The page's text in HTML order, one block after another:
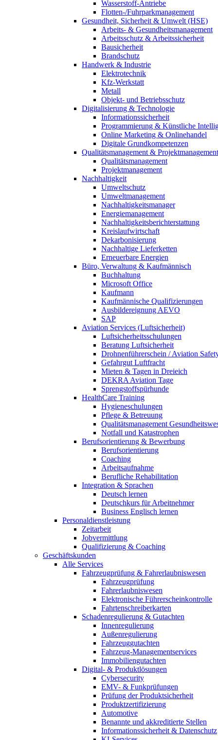
Wasserstoff-Antriebe
Flotten-/Fuhrparkmanagement
Gesundheit, Sicherheit & Umwelt (HSE)
Arbeits- & Gesundheitsmanagement
Arbeitsschutz & Arbeitssicherheit
Bausicherheit
Brandschutz
Handwerk & Industrie
Elektrotechnik
Kfz-Werkstatt
Metall
Objekt- und Betriebsschutz
Digitalisierung & Technologie
Informationssicherheit
Programmierung & Künstliche
Online Marketing & Onlinehandel
Digitale Grundkompetenzen
Qualitätsmanagement & Projektmanagement
Qualitätsmanagement
Projektmanagement
Nachhaltigkeit
Umweltschutz
Umweltmanagement
Nachhaltigkeitsmanager
Energiemanagement
Nachhaltigkeitsberichterstattung
Kreislaufwirtschaft
Dekarbonisierung
Nachhaltige Lieferketten
Erneuerbare Energien
Büro, Verwaltung & Kaufmännisch
Buchhaltung
Microsoft Office
Kaufmann
Kaufmännische Qualifizierungen
Ausbildereignung AEVO
SAP
Aviation Services (Luftsicherheit)
Luftsicherheitsschulungen
Beratung Luftsicherheit
Drohnenführerschein / Aviation
Gefahrgut Luftfracht
Mieten & Tagen in Dreieich
DEKRA Aviation Tage
Sprengstoffspürhunde
HealthCare Training
Hygieneschulungen
Pflege & Betreuung
Qualitätsmanagement
Notfall und Katastrophen
Berufsorientierung & Bewerbung
Berufsorientierung
Coaching
Arbeitsaufnahme
Berufliche Rehabilitation
Integration & Sprachen
Deutsch lernen
Deutschkurs für Arbeitnehmer
Business Englisch lernen
Personaldienstleistung
Zeitarbeit
Jobvermittlung
Qualifizierung & Coaching
Geschäftskunden
Alle Services
Fahrzeugprüfung & Fahrerlaubniswesen
Fahrzeugprüfung
Fahrerlaubniswesen
Elektronische Führerscheinkontrolle
Fahrtenschreiberkarten
Schadenregulierung & Gutachten
Innenregulierung
Außenregulierung
Fahrzeuggutachten
Fahrzeug-Managementservices
Immobiliengutachten
Digital- & Produktlösungen
Cybersecurity
EMV- & Funkprüfungen
Prüfung der Produktsicherheit
Produktzertifizierung
Automotive
Benannte und akkreditierte Stellen
Informationssicherheit & Datenschutz